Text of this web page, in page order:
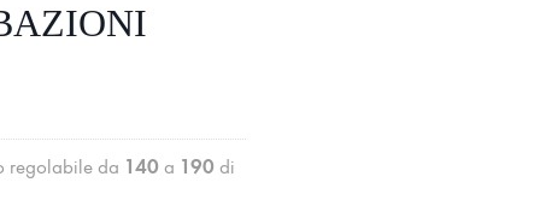
regolabile da 140 a 190 di